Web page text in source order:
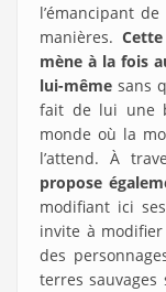
l’émancipant
manières.
mène à la fois
lui-même sans
fait de lui une
monde où la
l’attend. À
propose
modifiant ici
invite à
des
terres